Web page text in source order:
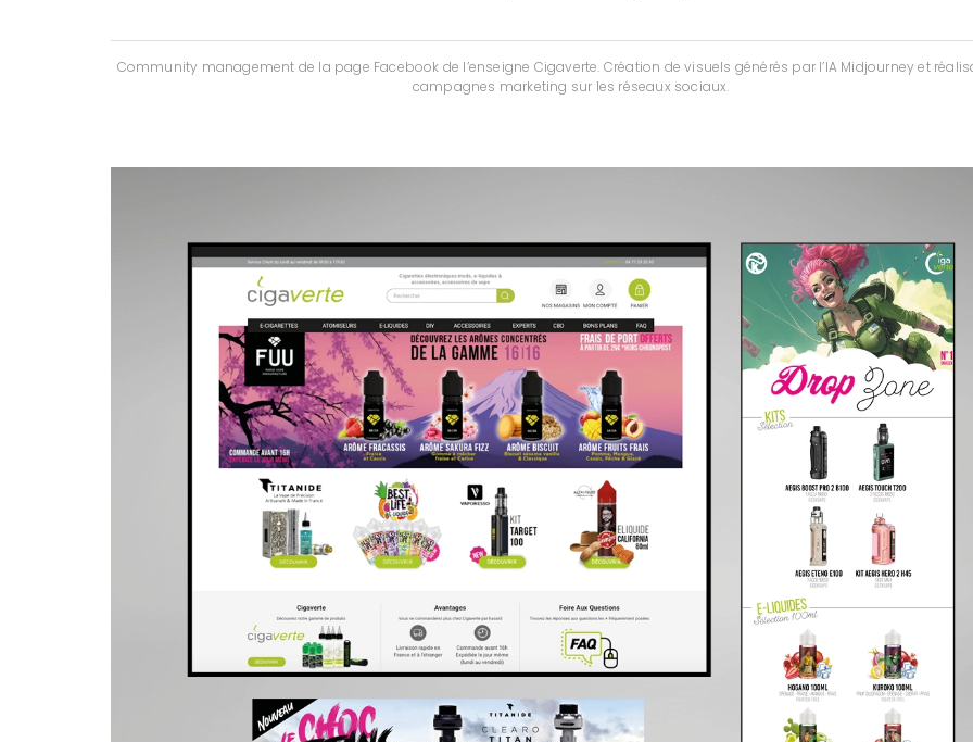
Community management de la page Facebook de l’enseigne Cigaverte. Création de visuels générés par l’IA Midjourney et
campagnes marketing sur les réseaux sociaux.